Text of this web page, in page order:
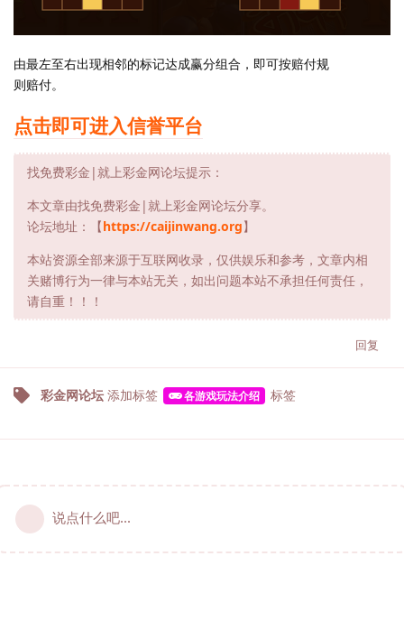
由最左至右出现相邻的标记达成赢分组合，即可按赔付规
则赔付。
点击即可进入信誉平台
找免费彩金|就上彩金网论坛提示：
本文章由找免费彩金|就上彩金网论坛分享。
论坛地址：【https://caijinwang.org】
本站资源全部来源于互联网收录，仅供娱乐和参考，文章内相
关赌博行为一律与本站无关，如出问题本站不承担任何责任，
请自重！！！
回复
彩金网论坛 添加标签 各游戏玩法介绍 标签
说点什么吧...